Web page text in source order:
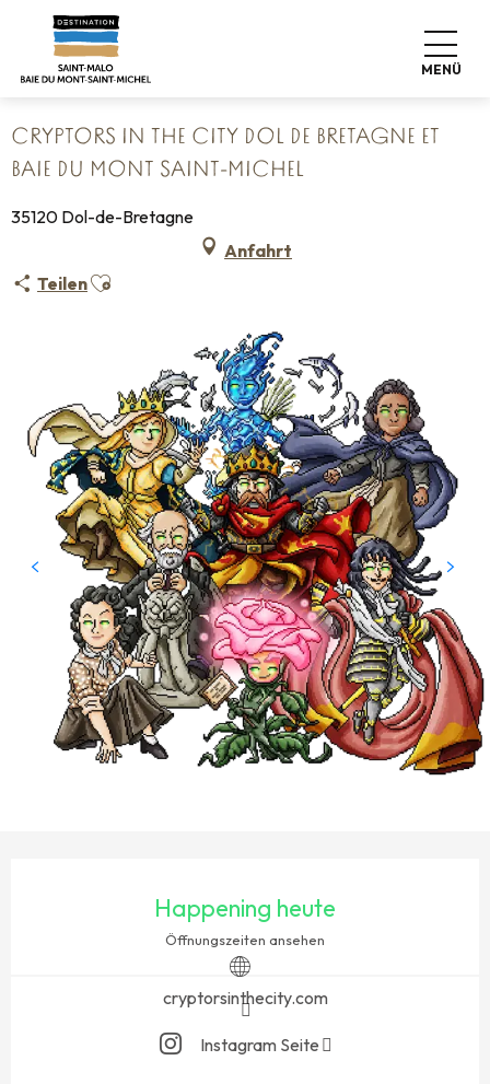
contenu
MENÜ
Startseite
Cryptors in the City Dol de Bretagne et Baie du Mont Saint-
Michel
CRYPTORS IN THE CITY DOL DE BRETAGNE ET
BAIE DU MONT SAINT-MICHEL
35120 Dol-de-Bretagne
Anfahrt
TeilenAjouter aux favoris
Happening heute
Öffnungszeiten ansehen
cryptorsinthecity.com
Instagram Seite